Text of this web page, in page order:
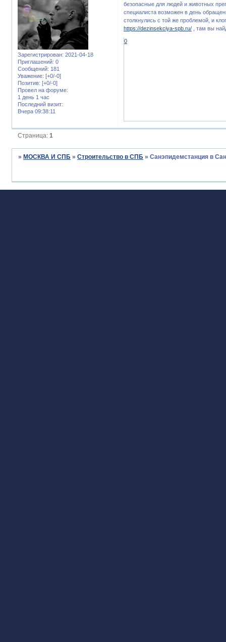
Зарегистрирован: 2021-04-18
Приглашений: 0
Сообщений: 181
Уважение: [+0/-0]
Позитив: [+0/-0]
Провел на форуме:
1 день 1 час
Последний визит:
Вчера 09:38:11
безопасные для людей и животных
специалиста возможен в день
столкнулись с той же проблемой, и
https://dezinsekciya-spb.ru/ , там вы
0
Страница:1
» МОСКВА И СПБ »Строительство в СПБ »Санэпидемстанция в